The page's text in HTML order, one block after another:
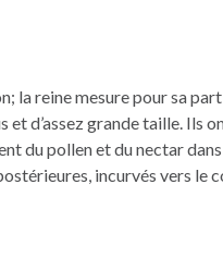
la reine mesure pour sa
d’assez grande taille. Ils
du pollen et du nectar
incurvés vers le